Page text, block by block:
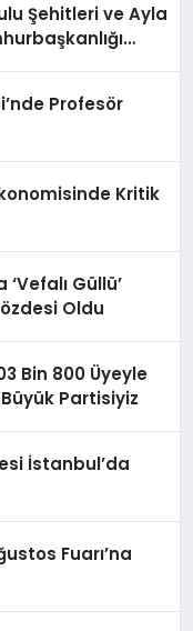
Şehitleri ve Ayla
Profesör
Kritik
Güllü’
Oldu
Bin 800 Üyeyle
Partisiyiz
İstanbul’da
Fuarı’na